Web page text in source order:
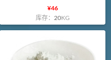
¥46
库存： 20KG